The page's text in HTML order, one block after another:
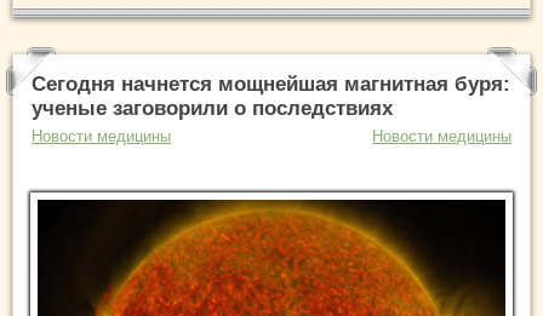
Сегодня начнется мощнейшая магнитная буря:
ученые заговорили о последствиях
Новости медицины Новости медицины